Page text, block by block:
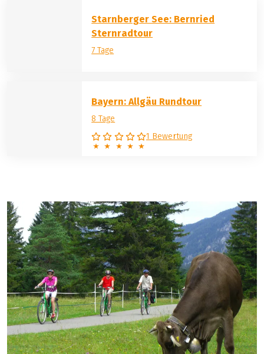
Starnberger See: Bernried
Sternradtour
7 Tage
Bayern: Allgäu Rundtour
8 Tage
1 Bewertung